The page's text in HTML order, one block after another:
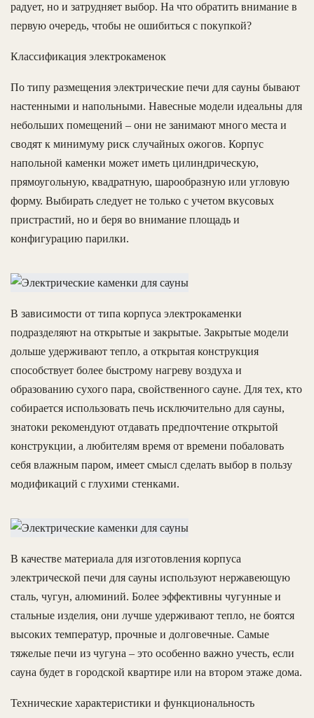
радует, но и затрудняет выбор. На что обратить внимание в
первую очередь, чтобы не ошибиться с покупкой?
Классификация электрокаменок
По типу размещения электрические печи для сауны бывают
настенными и напольными. Навесные модели идеальны для
небольших помещений – они не занимают много места и
сводят к минимуму риск случайных ожогов. Корпус
напольной каменки может иметь цилиндрическую,
прямоугольную, квадратную, шарообразную или угловую
форму. Выбирать следует не только с учетом вкусовых
пристрастий, но и беря во внимание площадь и
конфигурацию парилки.
В зависимости от типа корпуса электрокаменки
подразделяют на открытые и закрытые. Закрытые модели
дольше удерживают тепло, а открытая конструкция
способствует более быстрому нагреву воздуха и
образованию сухого пара, свойственного сауне. Для тех, кто
собирается использовать печь исключительно для сауны,
знатоки рекомендуют отдавать предпочтение открытой
конструкции, а любителям время от времени побаловать
себя влажным паром, имеет смысл сделать выбор в пользу
модификаций с глухими стенками.
В качестве материала для изготовления корпуса
электрической печи для сауны используют нержавеющую
сталь, чугун, алюминий. Более эффективны чугунные и
стальные изделия, они лучше удерживают тепло, не боятся
высоких температур, прочные и долговечные. Самые
тяжелые печи из чугуна – это особенно важно учесть, если
сауна будет в городской квартире или на втором этаже дома.
Технические характеристики и функциональность